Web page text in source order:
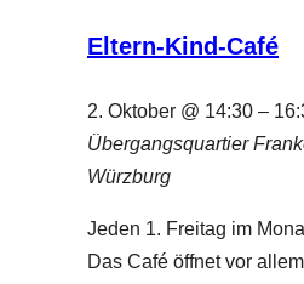
Eltern-Kind-Café
2. Oktober @ 14:30 –
Übergangsquartier
Würzburg
Jeden 1. Freitag im
Das Café öffnet vor